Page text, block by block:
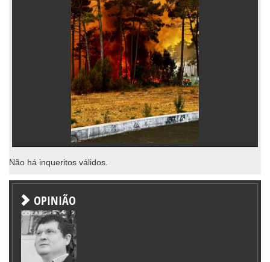
Não há inqueritos válidos.
OPINIÃO